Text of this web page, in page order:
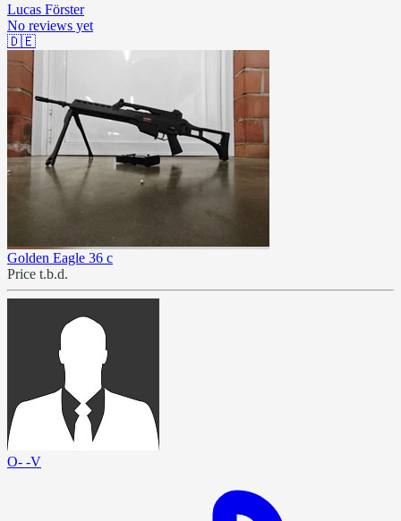
Lucas Förster
No reviews yet
🇩🇪
Golden Eagle 36 c
Price t.b.d.
O- -V